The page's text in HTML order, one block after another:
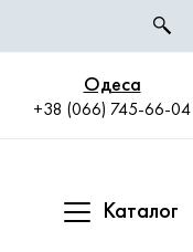
Одеса
+38 (066) 745-66-04
Каталог